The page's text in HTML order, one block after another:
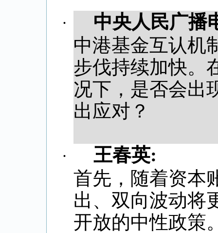
·
中央人民广播
中港基金互认机
步伐持续加快。
况下，是否会出
出应对？
· 王春英:
首先，随着资本
出、双向波动将
开放的中性政策